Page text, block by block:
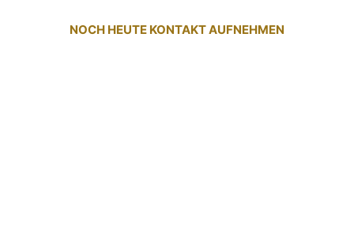
NOCH HEUTE KONTAKT AUFNEHMEN